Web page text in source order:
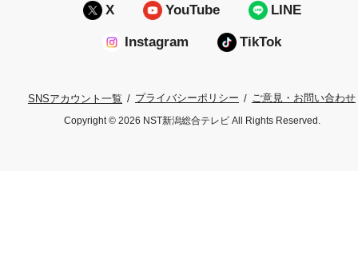
X YouTube LINE
Instagram TikTok
SNSアカウント一覧 プライバシーポリシー ご意見・お問い合わせ
Copyright © 2026 NST新潟総合テレビ All Rights Reserved.